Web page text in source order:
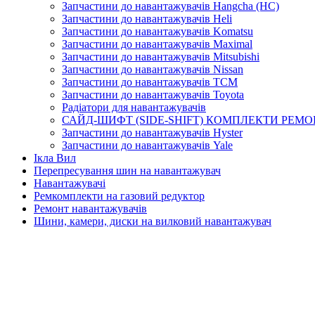
Запчастини до навантажувачів Hangcha (HC)
Запчастини до навантажувачів Heli
Запчастини до навантажувачів Komatsu
Запчастини до навантажувачів Maximal
Запчастини до навантажувачів Mitsubishi
Запчастини до навантажувачів Nissan
Запчастини до навантажувачів TCM
Запчастини до навантажувачів Toyota
Радіатори для навантажувачів
САЙД-ШИФТ (SIDE-SHIFT) КОМПЛЕКТИ
Запчастини до навантажувачів Hyster
Запчастини до навантажувачів Yale
Ікла Вил
Перепресування шин на навантажувач
Навантажувачі
Ремкомплекти на газовий редуктор
Ремонт навантажувачів
Шини, камери, диски на вилковий навантажувач